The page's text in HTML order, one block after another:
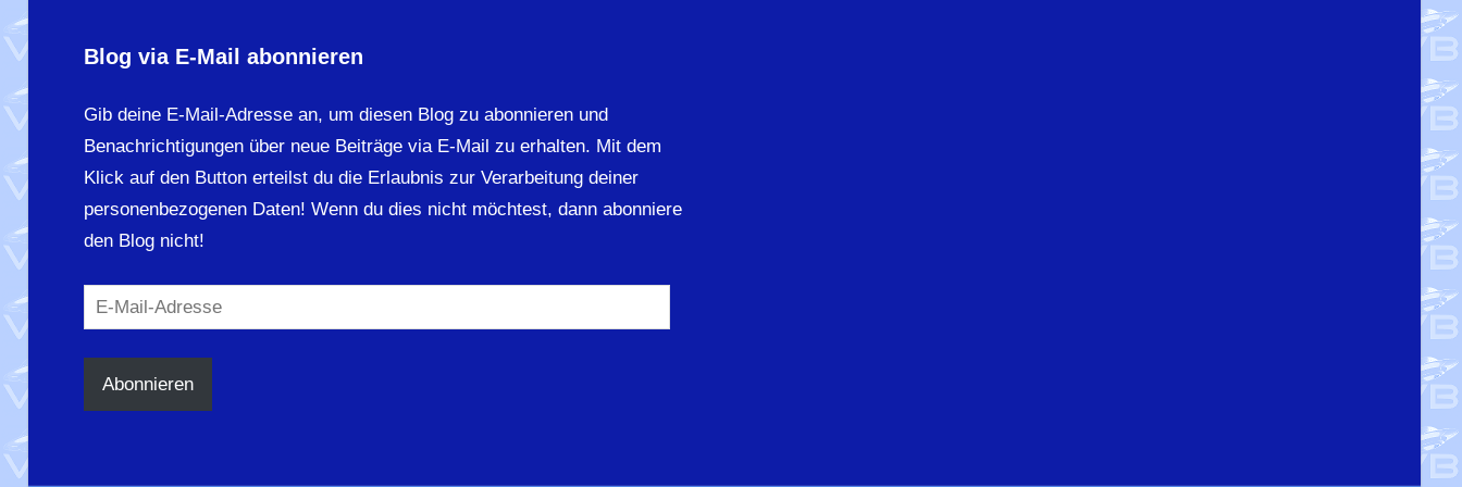
Blog via E-Mail abonnieren
Gib deine E-Mail-Adresse an, um diesen Blog zu abonnieren und
Benachrichtigungen über neue Beiträge via E-Mail zu erhalten. Mit dem
Klick auf den Button erteilst du die Erlaubnis zur Verarbeitung deiner
personenbezogenen Daten! Wenn du dies nicht möchtest, dann abonniere
den Blog nicht!
E-
Mail-
Adresse
Abonnieren